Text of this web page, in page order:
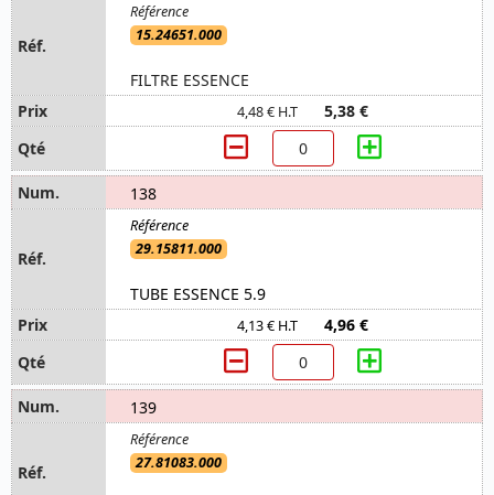
15.24651.000
FILTRE ESSENCE
4,48 € H.T 5,38 €
138
29.15811.000
TUBE ESSENCE 5.9
4,13 € H.T 4,96 €
139
27.81083.000